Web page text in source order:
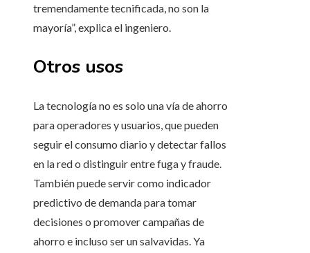
tremendamente tecnificada, no son la
mayoría”, explica el ingeniero.
Otros usos
La tecnología no es solo una vía de ahorro
para operadores y usuarios, que pueden
seguir el consumo diario y detectar fallos
en la red o distinguir entre fuga y fraude.
También puede servir como indicador
predictivo de demanda para tomar
decisiones o promover campañas de
ahorro e incluso ser un salvavidas. Ya